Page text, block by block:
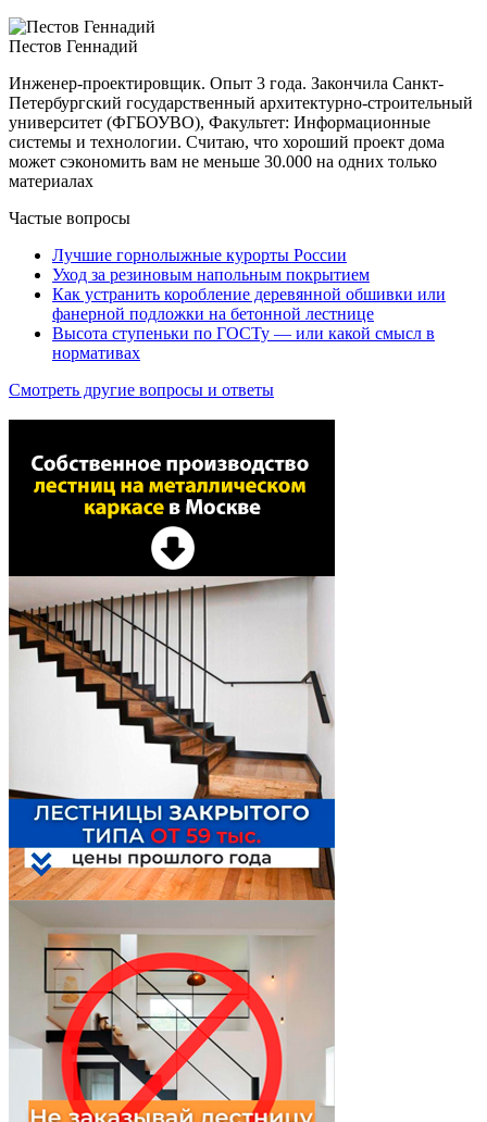
Пестов Геннадий
Инженер-проектировщик. Опыт 3 года. Закончила Санкт-
Петербургский государственный архитектурно-строительный
университет (ФГБОУВО), Факультет: Информационные
системы и технологии. Считаю, что хороший проект дома
может сэкономить вам не меньше 30.000 на одних только
материалах
Частые вопросы
Лучшие горнолыжные курорты России
Уход за резиновым напольным покрытием
Как устранить коробление деревянной обшивки или
фанерной подложки на бетонной лестнице
Высота ступеньки по ГОСТу — или какой смысл в
нормативах
Смотреть другие вопросы и ответы